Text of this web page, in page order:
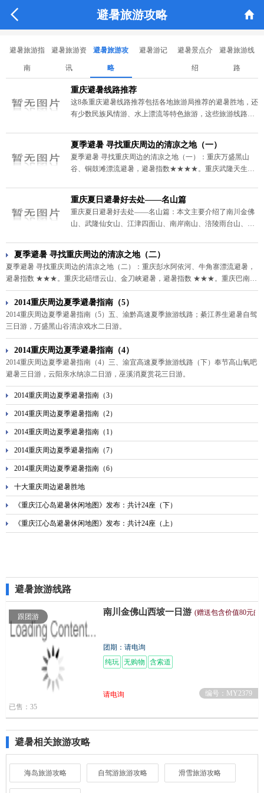
 避暑旅游攻略 
避暑旅游指
南
避暑旅游资
讯
避暑旅游攻
略
避暑游记 避暑景点介
绍
避暑旅游线
路
重庆避暑线路推荐
这8条重庆避暑线路推荐包括各地旅游局推荐的避暑胜地，还
有少数民族风情游、水上漂流等特色旅游，这些旅游线路和
河乘船、祈雨福地雨台山、周易院、白鹤梁、
夏季避暑 寻找重庆周边的清凉之地（一）
夏季避暑 寻找重庆周边的清凉之地（一）：重庆万盛黑山
谷、铜鼓滩漂流避暑，避暑指数★★★★。重庆武隆天生三
避暑指数★★★★……
重庆夏日避暑好去处——名山篇
重庆夏日避暑好去处——名山篇：本文主要介绍了南川金佛
山、武隆仙女山、江津四面山、南岸南山、涪陵雨台山、北
格……
夏季避暑 寻找重庆周边的清凉之地（二）
夏季避暑 寻找重庆周边的清凉之地（二）：重庆彭水阿依河、牛角寨漂流避暑，
避暑指数 ★★★。重庆北碚缙云山、金刀峡避暑，避暑指数 ★★★。重庆巴南圣
灯山、佛影峡漂流避暑，避暑指数 ★★★。重庆江津四面山、中山古镇、丁山湖
避暑，避暑指数 ★★★★★。
2014重庆周边夏季避暑指南（5）
2014重庆周边夏季避暑指南（5）五、渝黔高速夏季旅游线路；綦江养生避暑自驾
三日游，万盛黑山谷清凉戏水二日游。
2014重庆周边夏季避暑指南（4）
2014重庆周边夏季避暑指南（4）三、渝宜高速夏季旅游线路（下）奉节高山氧吧
避暑三日游，云阳亲水纳凉二日游，巫溪消夏赏花三日游。
2014重庆周边夏季避暑指南（3）
2014重庆周边夏季避暑指南（2）
2014重庆周边夏季避暑指南（1）
2014重庆周边夏季避暑指南（7）
2014重庆周边夏季避暑指南（6）
十大重庆周边避暑胜地
《重庆江心岛避暑休闲地图》发布：共计24座（下）
《重庆江心岛避暑休闲地图》发布：共计24座（上）
避暑旅游线路
跟团游 南川金佛山西坡一日游 (赠送包含价值80元的
团期：请电询
纯玩 无购物 含索道
请电询
编号：MY2379
已售：35
避暑相关旅游攻略
海岛旅游攻略 自驾游旅游攻略 滑雪旅游攻略